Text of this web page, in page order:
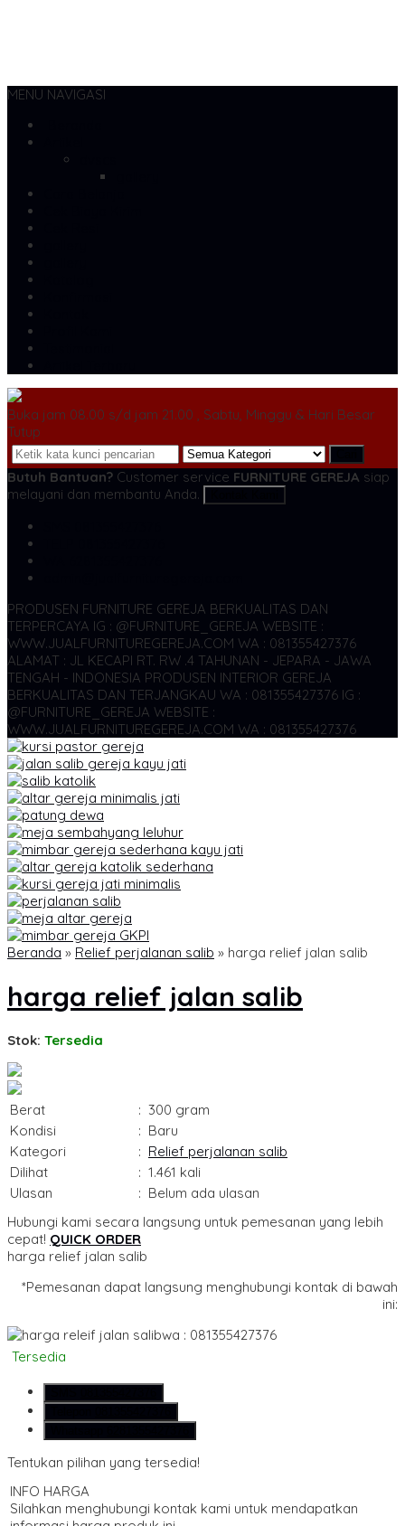
MENU NAVIGASI
Buka jam 08.00 s/d jam 21.00 , Sabtu, Minggu & Hari Besar
Tutup
Butuh Bantuan? Customer service FURNITURE GEREJA siap
melayani dan membantu Anda.
PRODUSEN FURNITURE GEREJA BERKUALITAS DAN
TERPERCAYA IG : @FURNITURE_GEREJA WEBSITE :
WWW.JUALFURNITUREGEREJA.COM WA : 081355427376
ALAMAT : JL KECAPI RT. RW .4 TAHUNAN - JEPARA - JAWA
TENGAH - INDONESIA PRODUSEN INTERIOR GEREJA
BERKUALITAS DAN TERJANGKAU WA : 081355427376 IG :
@FURNITURE_GEREJA WEBSITE :
WWW.JUALFURNITUREGEREJA.COM WA : 081355427376
Beranda » Relief perjalanan salib » harga relief jalan salib
harga relief jalan salib
Stok: Tersedia
Berat : 300 gram
Kondisi
: Baru
Kategori
: Relief perjalanan salib
Dilihat
: 1.461 kali
Ulasan
: Belum ada ulasan
Hubungi kami secara langsung untuk pemesanan yang lebih
cepat! QUICK ORDER
harga relief jalan salib
*Pemesanan dapat langsung menghubungi kontak di bawah
ini:
wa : 081355427376
Tersedia
Tentukan pilihan yang tersedia!
INFO HARGA
Silahkan menghubungi kontak kami untuk mendapatkan